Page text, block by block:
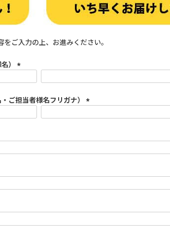
をご入力の上、お進みください。
）
須
)
ご担当者様名フリガナ）
)